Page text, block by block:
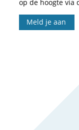
op de hoogte via
Meld je aan